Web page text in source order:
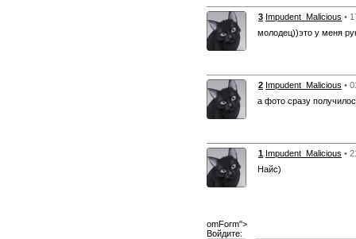
3 Impudent_Malicious •
молодец))это у меня
2 Impudent_Malicious •
а фото сразу
1 Impudent_Malicious •
Найс)
omForm">
Войдите: